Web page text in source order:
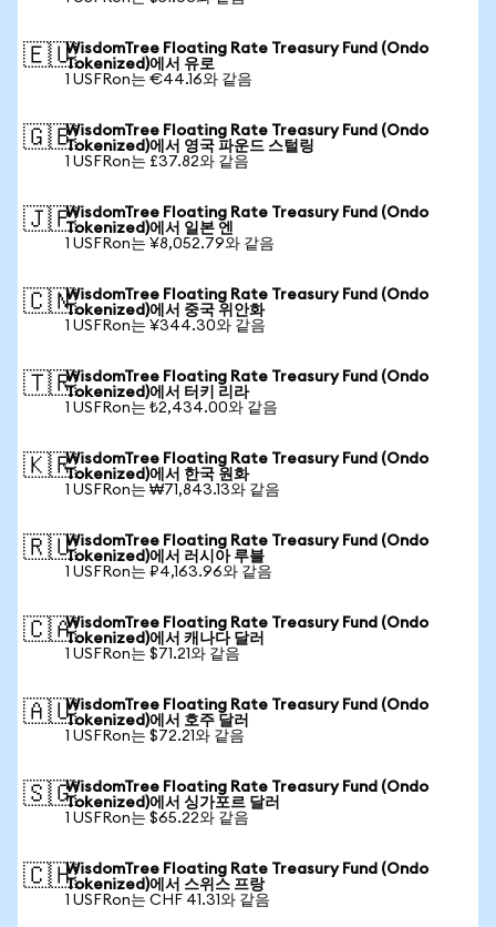
🇪🇺WisdomTree Floating Rate Treasury Fund (Ondo
Tokenized)에서 유로
1 USFRon는 €44.16와 같음
🇬🇧WisdomTree Floating Rate Treasury Fund (Ondo
Tokenized)에서 영국 파운드 스털링
1 USFRon는 £37.82와 같음
🇯🇵WisdomTree Floating Rate Treasury Fund (Ondo
Tokenized)에서 일본 엔
1 USFRon는 ¥8,052.79와 같음
🇨🇳WisdomTree Floating Rate Treasury Fund (Ondo
Tokenized)에서 중국 위안화
1 USFRon는 ¥344.30와 같음
🇹🇷WisdomTree Floating Rate Treasury Fund (Ondo
Tokenized)에서 터키 리라
1 USFRon는 ₺2,434.00와 같음
🇰🇷WisdomTree Floating Rate Treasury Fund (Ondo
Tokenized)에서 한국 원화
1 USFRon는 ₩71,843.13와 같음
🇷🇺WisdomTree Floating Rate Treasury Fund (Ondo
Tokenized)에서 러시아 루블
1 USFRon는 ₽4,163.96와 같음
🇨🇦WisdomTree Floating Rate Treasury Fund (Ondo
Tokenized)에서 캐나다 달러
1 USFRon는 $71.21와 같음
🇦🇺WisdomTree Floating Rate Treasury Fund (Ondo
Tokenized)에서 호주 달러
1 USFRon는 $72.21와 같음
🇸🇬WisdomTree Floating Rate Treasury Fund (Ondo
Tokenized)에서 싱가포르 달러
1 USFRon는 $65.22와 같음
🇨🇭WisdomTree Floating Rate Treasury Fund (Ondo
Tokenized)에서 스위스 프랑
1 USFRon는 CHF 41.31와 같음